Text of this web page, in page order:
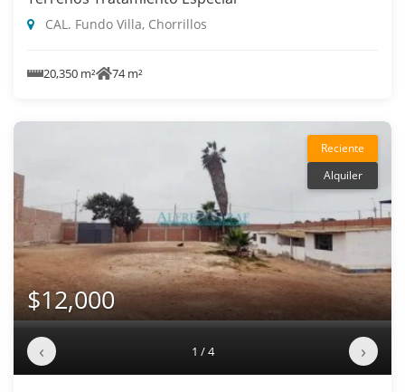
CAL. Fundo Villa, Chorrillos
20,350 m² 74 m²
Reciente
Alquiler
$12,000
‹ 1 / 4 ›